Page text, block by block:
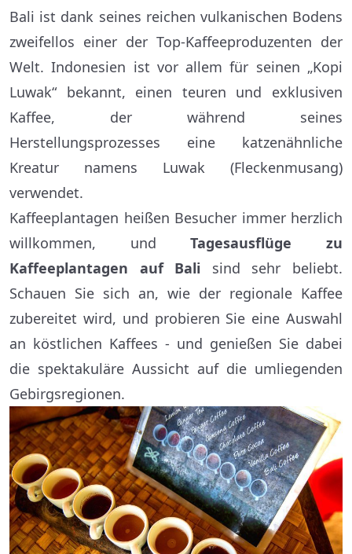
Bali ist dank seines reichen vulkanischen Bodens
zweifellos einer der Top-Kaffeeproduzenten der
Welt. Indonesien ist vor allem für seinen „Kopi
Luwak“ bekannt, einen teuren und exklusiven
Kaffee, der während seines
Herstellungsprozesses eine katzenähnliche
Kreatur namens Luwak (Fleckenmusang)
verwendet.
Kaffeeplantagen heißen Besucher immer herzlich
willkommen, und Tagesausflüge zu
Kaffeeplantagen auf Bali sind sehr beliebt.
Schauen Sie sich an, wie der regionale Kaffee
zubereitet wird, und probieren Sie eine Auswahl
an köstlichen Kaffees - und genießen Sie dabei
die spektakuläre Aussicht auf die umliegenden
Gebirgsregionen.